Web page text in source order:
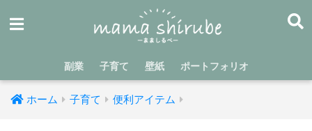
副業 子育て 壁紙 ポートフォリオ
ホーム 子育て 便利アイテム